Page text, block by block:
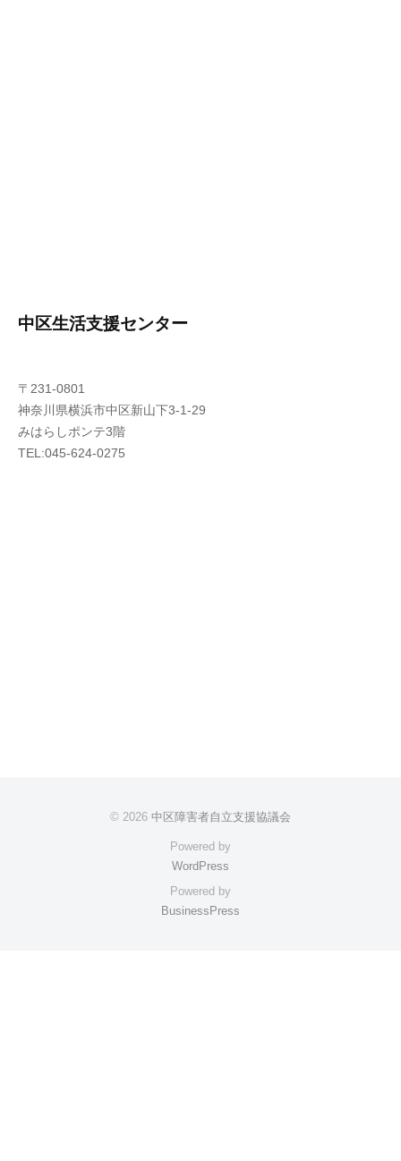
中区生活支援センター
〒231-0801
神奈川県横浜市中区新山下3-1-29
みはらしポンテ3階
TEL:045-624-0275
© 2026 中区障害者自立支援協議会
Powered by
WordPress
Powered by
BusinessPress